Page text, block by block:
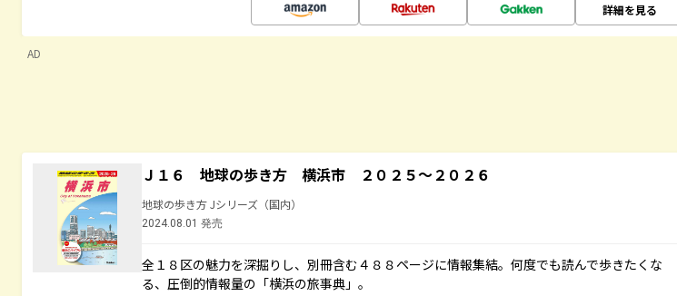
詳細を見る
AD
Ｊ１６ 地球の歩き方 横浜市 ２０２５～２０２６
地球の歩き方 Jシリーズ（国内）
2024.08.01 発売
全１８区の魅力を深掘りし、別冊含む４８８ページに情報集結。何度でも読んで歩きたくな
る、圧倒的情報量の「横浜の旅事典」。